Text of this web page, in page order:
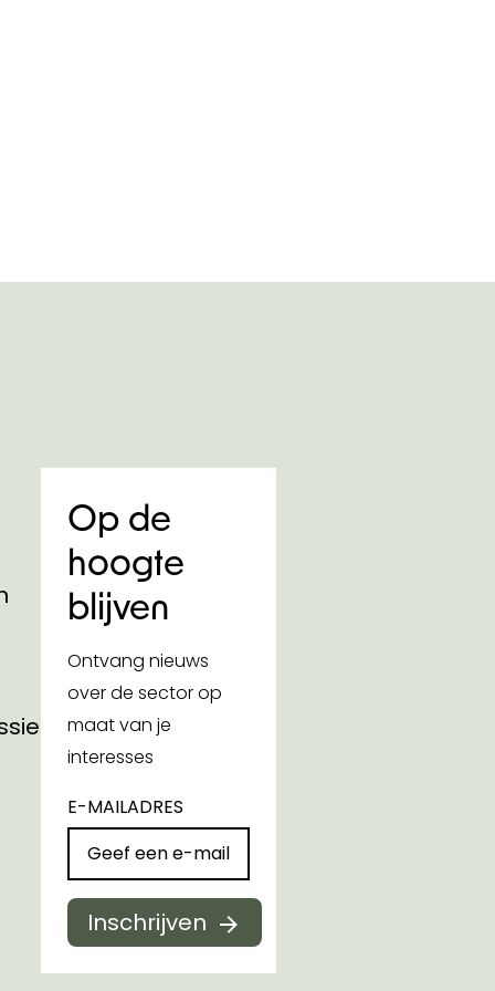
Op de
hoogte
blijven
Ontvang nieuws
over de sector op
maat van je
interesses
E-MAILADRES
Inschrijven